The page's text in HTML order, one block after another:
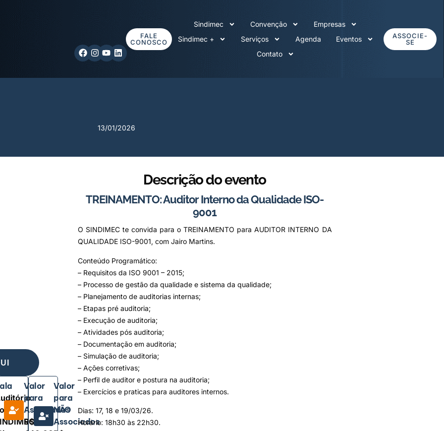
FALE
CONOSCO
ASSOCIE-
SE
Sindimec Convenção
Empresas
Sindimec +
Serviços Agenda
Eventos
Contato
13/01/2026
Valor
para
Associados
R$
Valor
para
NÃO
Associados
Descrição do evento
TREINAMENTO: Auditor Interno da Qualidade ISO-
9001
O SINDIMEC te convida para o TREINAMENTO para AUDITOR INTERNO DA
QUALIDADE ISO-9001, com Jairo Martins.
Conteúdo Programático:
– Requisitos da ISO 9001 – 2015;
– Processo de gestão da qualidade e sistema da qualidade;
– Planejamento de auditorias internas;
– Etapas pré auditoria;
– Execução de auditoria;
– Atividades pós auditoria;
– Documentação em auditoria;
– Simulação de auditoria;
– Ações corretivas;
– Perfil de auditor e postura na auditoria;
– Exercícios e praticas para auditores internos.
Dias: 17, 18 e 19/03/26.
Horário: 18h30 às 22h30.